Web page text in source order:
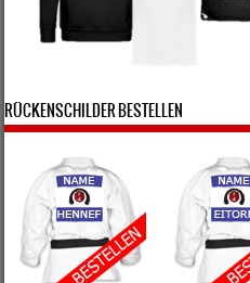
RÜCKENSCHILDER BESTELLEN